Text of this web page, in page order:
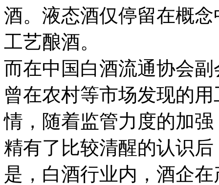
酒。液态酒仅停留在概
工艺酿酒。
而在中国白酒流通协会
曾在农村等市场发现的
情，随着监管力度的加
精有了比较清醒的认识
是，白酒行业内，酒企